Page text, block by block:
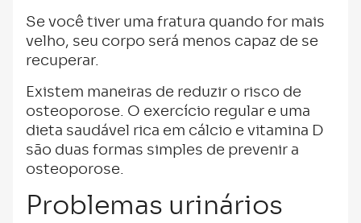
Se você tiver uma fratura quando for mais
velho, seu corpo será menos capaz de se
recuperar.
Existem maneiras de reduzir o risco de
osteoporose. O exercício regular e uma
dieta saudável rica em cálcio e vitamina D
são duas formas simples de prevenir a
osteoporose.
Problemas urinários